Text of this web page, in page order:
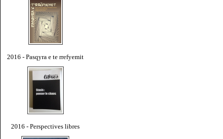
2016 - Pasqyra e te rrefyemit
2016 - Perspectives libres